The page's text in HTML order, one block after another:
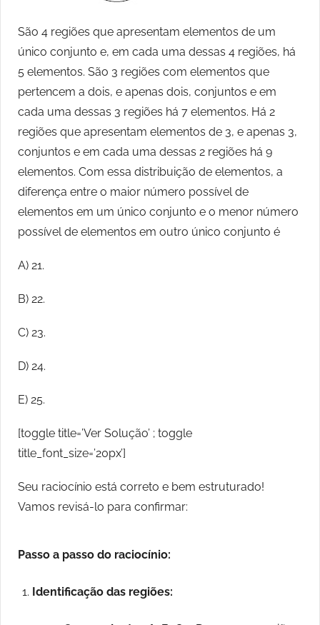
São 4 regiões que apresentam elementos de um
único conjunto e, em cada uma dessas 4 regiões, há
5 elementos. São 3 regiões com elementos que
pertencem a dois, e apenas dois, conjuntos e em
cada uma dessas 3 regiões há 7 elementos. Há 2
regiões que apresentam elementos de 3, e apenas 3,
conjuntos e em cada uma dessas 2 regiões há 9
elementos. Com essa distribuição de elementos, a
diferença entre o maior número possível de
elementos em um único conjunto e o menor número
possível de elementos em outro único conjunto é
A) 21.
B) 22.
C) 23.
D) 24.
E) 25.
[toggle title=’Ver Solução’ ; toggle
title_font_size=’20px’]
Seu raciocínio está correto e bem estruturado!
Vamos revisá-lo para confirmar:
Passo a passo do raciocínio:
Identificação das regiões: